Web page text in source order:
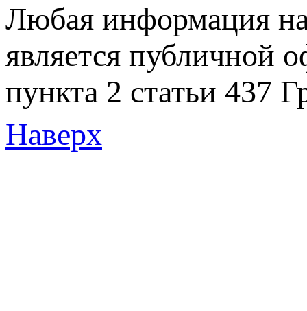
Любая информация на
является публичной
пункта 2 статьи 437
Наверх